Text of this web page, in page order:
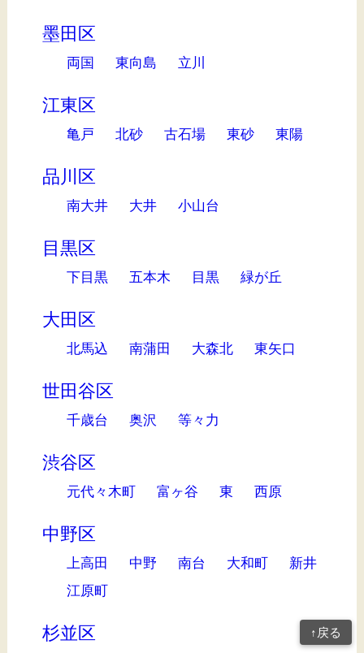
墨田区
両国 東向島 立川
江東区
亀戸 北砂 古石場 東砂 東陽
品川区
南大井 大井 小山台
目黒区
下目黒 五本木 目黒 緑が丘
大田区
北馬込 南蒲田 大森北 東矢口
世田谷区
千歳台 奥沢 等々力
渋谷区
元代々木町 富ヶ谷 東 西原
中野区
上高田 中野 南台 大和町
新井
江原町
杉並区 ↑戻る